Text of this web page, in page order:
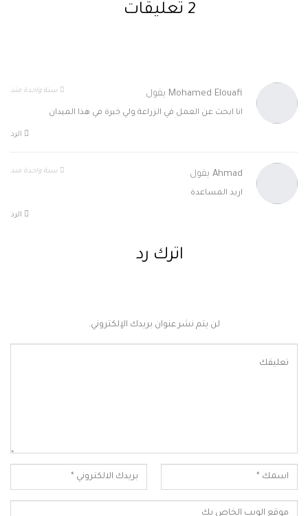
2 تعليقات
Mohamed Elouafi يقول سنة واحدة منذ
انا ابحث عن العمل في الزراعة ولي خبرة في هذا الميدان
الرد
Ahmad يقول سنة واحدة منذ
اريد المساعدة
الرد
اترك رد
لن يتم نشر عنوان بريدك الإلكتروني.